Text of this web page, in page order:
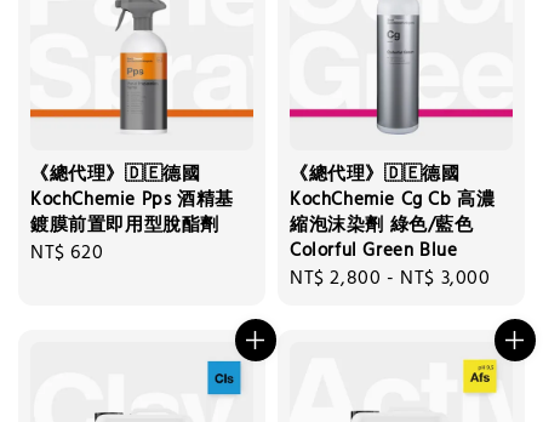
《總代理》🇩🇪德國
KochChemie Pps 酒精基
鍍膜前置即用型脫酯劑
Regular
NT$ 620
《總代理》🇩🇪德國
KochChemie Cg Cb 高濃
縮泡沫染劑 綠色/藍色
Colorful Green Blue
Regular
NT$ 2,800 - NT$ 3,000